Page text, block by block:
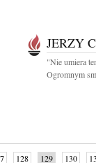
JERZY
"Nie umiera
Ogromnym
128 129 130